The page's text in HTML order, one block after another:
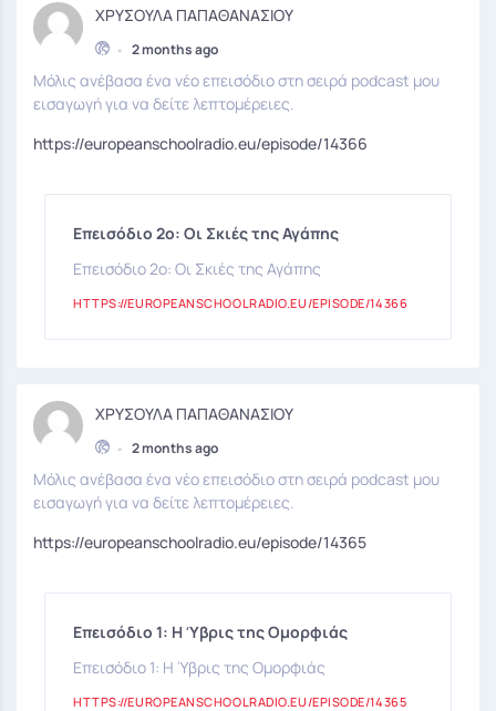
ΧΡΥΣΟΥΛΑ ΠΑΠΑΘΑΝΑΣΙΟΥ
• 2 months ago
Μόλις ανέβασα ένα νέο επεισόδιο στη σειρά podcast μου
εισαγωγή για να δείτε λεπτομέρειες.
https://europeanschoolradio.eu/episode/14366
Επεισόδιο 2ο: Οι Σκιές της Αγάπης
Επεισόδιο 2ο: Οι Σκιές της Αγάπης
HTTPS://EUROPEANSCHOOLRADIO.EU/EPISODE/14366
ΧΡΥΣΟΥΛΑ ΠΑΠΑΘΑΝΑΣΙΟΥ
• 2 months ago
Μόλις ανέβασα ένα νέο επεισόδιο στη σειρά podcast μου
εισαγωγή για να δείτε λεπτομέρειες.
https://europeanschoolradio.eu/episode/14365
Επεισόδιο 1: Η Ύβρις της Ομορφιάς
Επεισόδιο 1: Η Ύβρις της Ομορφιάς
HTTPS://EUROPEANSCHOOLRADIO.EU/EPISODE/14365